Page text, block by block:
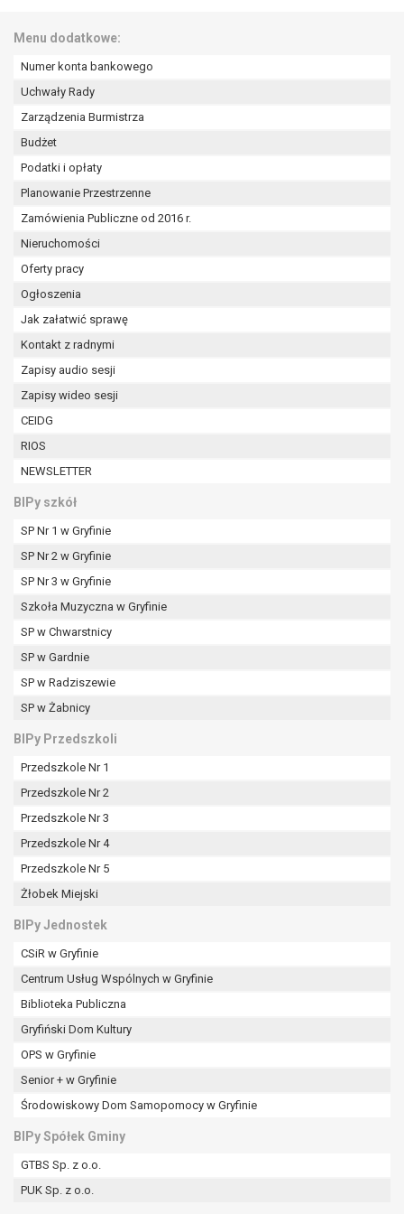
Menu dodatkowe:
Numer konta bankowego
Uchwały Rady
Zarządzenia Burmistrza
Budżet
Podatki i opłaty
Planowanie Przestrzenne
Zamówienia Publiczne od 2016 r.
Nieruchomości
Oferty pracy
Ogłoszenia
Jak załatwić sprawę
Kontakt z radnymi
Zapisy audio sesji
Zapisy wideo sesji
CEIDG
RIOS
NEWSLETTER
BIPy szkół
SP Nr 1 w Gryfinie
SP Nr 2 w Gryfinie
SP Nr 3 w Gryfinie
Szkoła Muzyczna w Gryfinie
SP w Chwarstnicy
SP w Gardnie
SP w Radziszewie
SP w Żabnicy
BIPy Przedszkoli
Przedszkole Nr 1
Przedszkole Nr 2
Przedszkole Nr 3
Przedszkole Nr 4
Przedszkole Nr 5
Żłobek Miejski
BIPy Jednostek
CSiR w Gryfinie
Centrum Usług Wspólnych w Gryfinie
Biblioteka Publiczna
Gryfiński Dom Kultury
OPS w Gryfinie
Senior + w Gryfinie
Środowiskowy Dom Samopomocy w Gryfinie
BIPy Spółek Gminy
GTBS Sp. z o.o.
PUK Sp. z o.o.
powierzonej administratorowi bądź
Z przyczyn związanych z Pani/Pana
sprzeciwu, administrator nie może już
wolności osoby, której dane dotyczą, lub
podstaw do ustalenia, dochodzenia lub
obrony roszczeń.
lit a RODO), przysługuje Pani/Panu prawo do
przetwarzania, którego dokonano na podstawie
zgody przed jej cofnięciem.
organu nadzorczego na niezgodne z prawem
przetwarzanie Pani/Pana danych osobowych
przez administratora.
Organem właściwym do wniesienia skargi jest
dane osobowe, podanie danych osobowych jest
dobrowolne albo jest wymogiem ustawowym lub
Pani/Pana dane nie będą poddawane
zautomatyzowanemu podejmowaniu decyzji, w
tym również profilowaniu.